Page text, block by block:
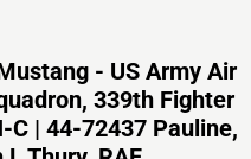
- US Army Air
339th Fighter
C | 44-72437 Pauline,